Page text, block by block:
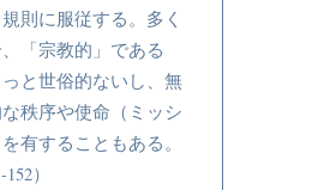
則に服従する。多く
「宗教的」である
と世俗的ないし、無
秩序や使命（ミッシ
有することもある。
152）